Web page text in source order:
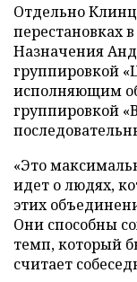
Отдельно
перестановках
Назначения
группировкой
исполняющим
группировкой
«Это
идет о людях,
этих
Они способны
темп, который
считает